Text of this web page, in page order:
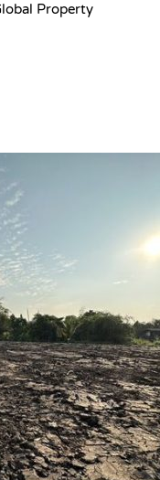
Property